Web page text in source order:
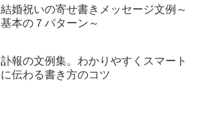
結婚祝いの寄せ書きメッセージ文例～
基本の７パターン～
訃報の文例集。わかりやすくスマート
に伝わる書き方のコツ